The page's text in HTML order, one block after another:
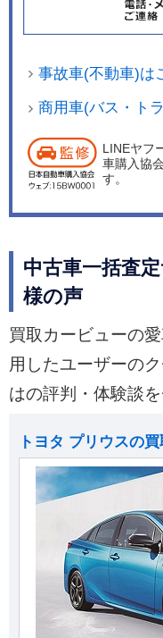
事故車(不動車)は
商用車(バス・ト
LINEヤフ
車購入協
す。
中古車一括査
様の声
買取カービューの
用したユーザーの
はの評判・体験談
トヨタ プリウスの